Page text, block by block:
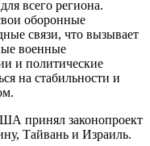
всего региона.
оборонные
связи, что вызывает
военные
и политические
на стабильности и
принял законопроект
Тайвань и Израиль.